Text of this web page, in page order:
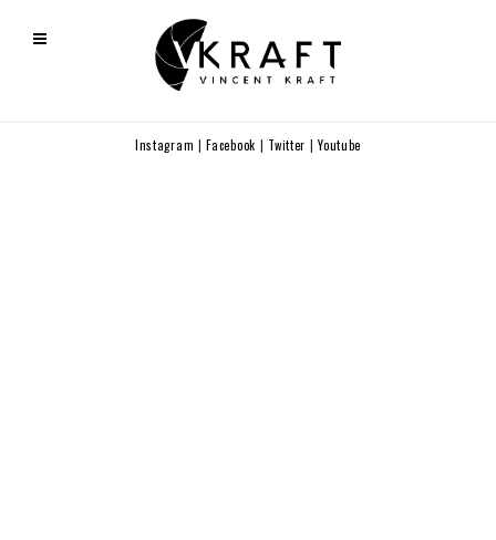
Instagram |Facebook | Twitter |Youtube